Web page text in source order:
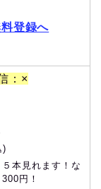
登録へ
：×
)
本見れます！な
円！